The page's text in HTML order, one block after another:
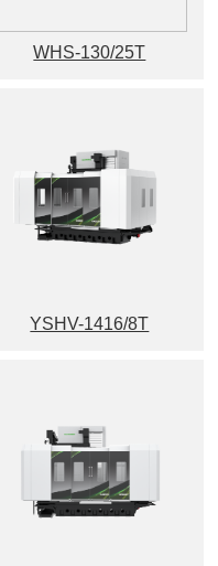
WHS-130/25T
YSHV-1416/8T